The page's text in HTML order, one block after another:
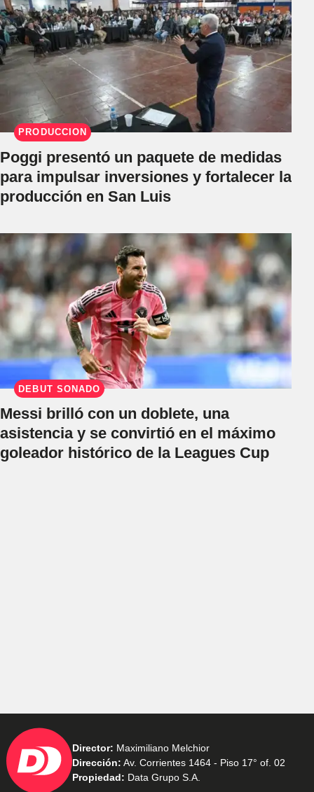
PRODUCCIÓN
Poggi presentó un paquete de medidas
para impulsar inversiones y fortalecer la
producción en San Luis
DEBUT SOÑADO
Messi brilló con un doblete, una
asistencia y se convirtió en el máximo
goleador histórico de la Leagues Cup
Director: Maximiliano Melchior
Dirección: Av. Corrientes 1464 - Piso 17° of. 02
Propiedad: Data Grupo S.A.